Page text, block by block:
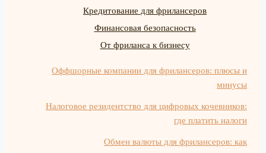
Кредитование для фрилансеров
Финансовая безопасность
От фриланса к бизнесу
Оффшорные компании для фрилансеров: плюсы и
минусы
Налоговое резидентство для цифровых кочевников:
где платить налоги
Обмен валюты для фрилансеров: как